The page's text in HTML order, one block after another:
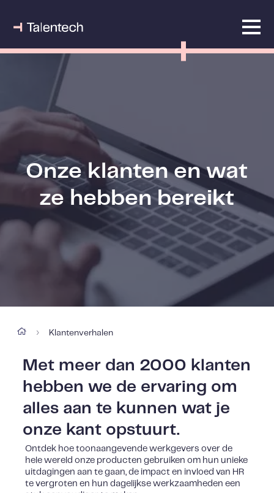
Onze klanten en wat
ze hebben bereikt
› Klantenverhalen
Met meer dan 2000 klanten
hebben we de ervaring om
alles aan te kunnen wat je
onze kant opstuurt.
Ontdek hoe toonaangevende werkgevers over de
hele wereld onze producten gebruiken om hun unieke
uitdagingen aan te gaan, de impact en invloed van HR
te vergroten en hun dagelijkse werkzaamheden een